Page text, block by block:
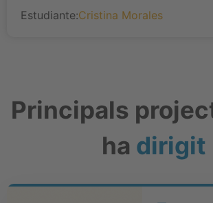
Estudiante:Cristina Morales
Principals
ha dirigit